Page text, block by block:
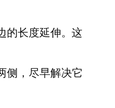
的长度延伸。这
侧，尽早解决它